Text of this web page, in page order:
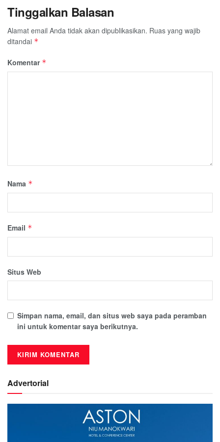
Tinggalkan Balasan
Alamat email Anda tidak akan dipublikasikan. Ruas yang wajib
ditandai *
Komentar *
Nama *
Email *
Situs Web
Simpan nama, email, dan situs web saya pada peramban
ini untuk komentar saya berikutnya.
Advertorial